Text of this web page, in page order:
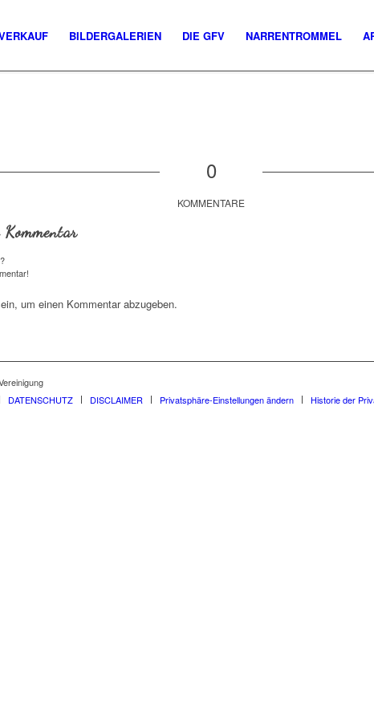
BILDERGALERIEN DIE GFV NARRENTROMMEL
0
KOMMENTARE
um einen Kommentar abzugeben.
DATENSCHUTZ DISCLAIMER Privatsphäre-Einstellungen ändern Historie der